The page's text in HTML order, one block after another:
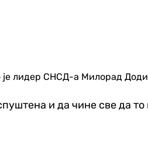
је лидер СНСД-а Милорад
и да чине све да то